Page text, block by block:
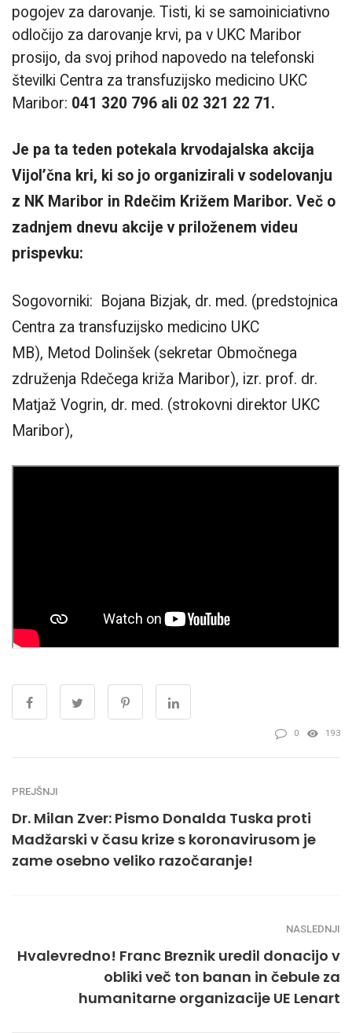
pogojev za darovanje. Tisti, ki se samoiniciativno
odločijo za darovanje krvi, pa v UKC Maribor
prosijo, da svoj prihod napovedo na telefonski
številki Centra za transfuzijsko medicino UKC
Maribor: 041 320 796 ali 02 321 22 71.
Je pa ta teden potekala krvodajalska akcija
Vijol’čna kri, ki so jo organizirali v sodelovanju
z NK Maribor in Rdečim Križem Maribor. Več o
zadnjem dnevu akcije v priloženem videu
prispevku:
Sogovorniki: Bojana Bizjak, dr. med. (predstojnica
Centra za transfuzijsko medicino UKC
MB), Metod Dolinšek (sekretar Območnega
združenja Rdečega križa Maribor), izr. prof. dr.
Matjaž Vogrin, dr. med. (strokovni direktor UKC
Maribor),
0 193
PREJŠNJI
Dr. Milan Zver: Pismo Donalda Tuska proti
Madžarski v času krize s koronavirusom je
zame osebno veliko razočaranje!
NASLEDNJI
Hvalevredno! Franc Breznik uredil donacijo v
obliki več ton banan in čebule za
humanitarne organizacije UE Lenart